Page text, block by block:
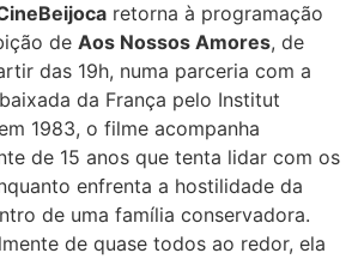
retorna à programação
de Aos Nossos Amores, de
das 19h, numa parceria com a
da França pelo Institut
1983, o filme acompanha
de 15 anos que tenta lidar com os
enfrenta a hostilidade da
de uma família conservadora.
de quase todos ao redor, ela